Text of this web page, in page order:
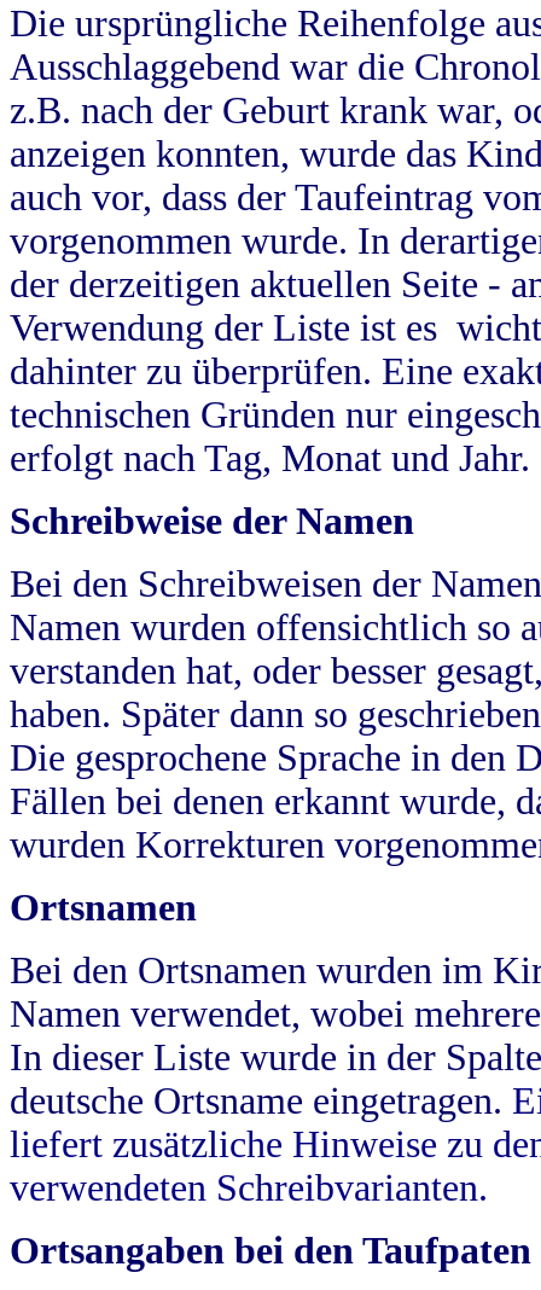
Die ursprüngliche Reihenfolge
Ausschlaggebend war die
z.B. nach der Geburt krank war,
anzeigen konnten, wurde das
auch vor, dass der Taufeintrag
vorgenommen wurde. In
der derzeitigen aktuellen Seite -
Verwendung der Liste ist es
dahinter zu überprüfen. Eine
technischen Gründen nur
erfolgt nach Tag, Monat und Jahr.
Schreibweise der Namen
Bei den Schreibweisen der
Namen wurden offensichtlich so
verstanden hat, oder besser
haben. Später dann so
Die gesprochene Sprache in
Fällen bei denen erkannt wurde,
wurden Korrekturen
Ortsnamen
Bei den Ortsnamen wurden im
Namen verwendet, wobei
In dieser Liste wurde in der
deutsche Ortsname eingetragen.
liefert zusätzliche Hinweise zu
verwendeten Schreibvarianten.
Ortsangaben bei den Taufpaten